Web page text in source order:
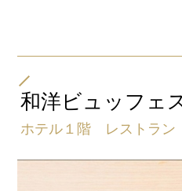
和洋ビュッフェ
ホテル１階 レストラン